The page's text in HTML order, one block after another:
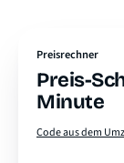
Preisrechner
Preis-
Minute
Code aus dem